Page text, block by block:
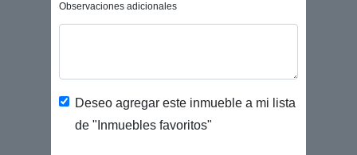
Observaciones adicionales
Deseo agregar este inmueble a mi lista
de "Inmuebles favoritos"